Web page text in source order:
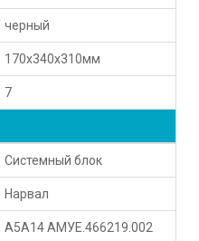
черный
170x340x310мм
7
Системный блок
Нарвал
A5A14 АМУЕ.466219.002